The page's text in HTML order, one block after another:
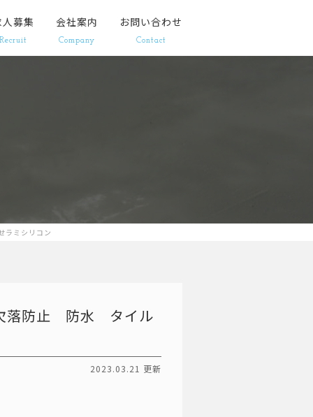
人募集
Recruit
会社案内
Company
お問い合わせ
Contact
ミシリコン
落防止 防水 タイル
2023.03.21 更新